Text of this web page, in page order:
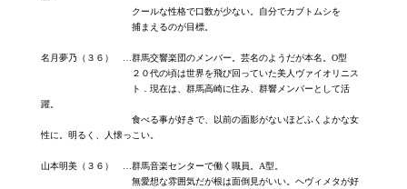
クールな性格で口数が少ない。自分でカブトムシを
捕まえるのが目標。
名月夢乃（３６） …群馬交響楽団のメンバー。芸名のようだが本名。O型
２０代の頃は世界を飛び回っていた美人ヴァイオリニス
ト．現在は、群馬高崎に住み、群響メンバーとして活
躍。
食べる事が好きで、以前の面影がないほどふくよかな女
性に。明るく、人懐っこい。
山本明美（３６） …群馬音楽センターで働く職員。A型。
無愛想な雰囲気だが根は面倒見がいい。ヘヴィメタが好